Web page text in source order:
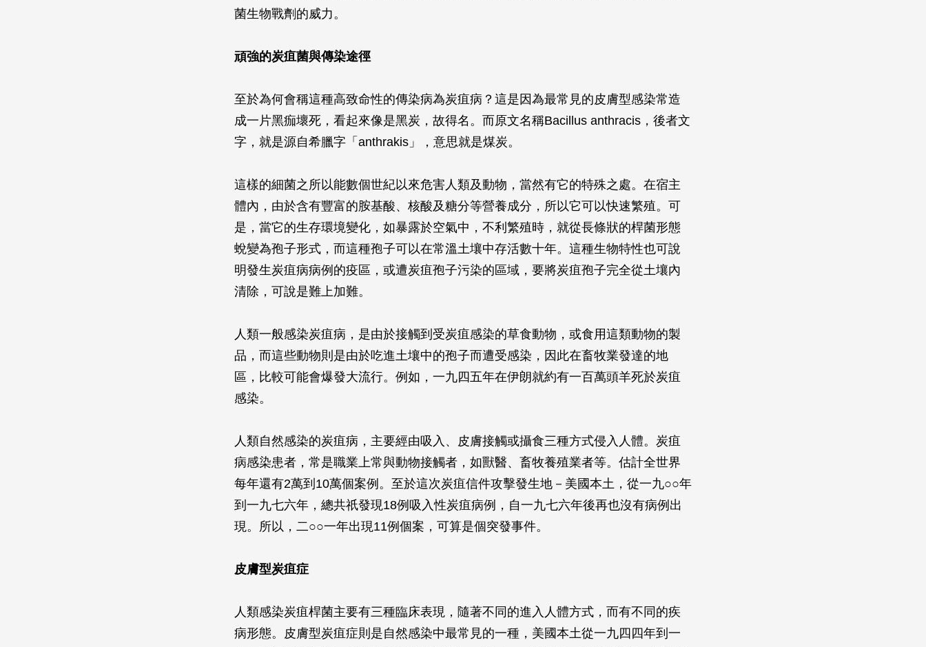
菌生物戰劑的威力。
頑強的炭疽菌與傳染途徑
至於為何會稱這種高致命性的傳染病為炭疽病？這是因為最常見的皮膚型感染常造
成一片黑痂壞死，看起來像是黑炭，故得名。而原文名稱Bacillus anthracis ，後者文
字，就是源自希臘字「anthrakis」，意思就是煤炭。
這樣的細菌之所以能數個世紀以來危害人類及動物，當然有它的特殊之處。在宿主
體內，由於含有豐富的胺基酸、核酸及糖分等營養成分，所以它可以快速繁殖。可
是，當它的生存環境變化，如暴露於空氣中，不利繁殖時，就從長條狀的桿菌形態
蛻變為孢子形式，而這種孢子可以在常溫土壤中存活數十年。這種生物特性也可說
明發生炭疽病病例的疫區，或遭炭疽孢子污染的區域，要將炭疽孢子完全從土壤內
清除，可說是難上加難。
人類一般感染炭疽病，是由於接觸到受炭疽感染的草食動物，或食用這類動物的製
品，而這些動物則是由於吃進土壤中的孢子而遭受感染，因此在畜牧業發達的地
區，比較可能會爆發大流行。例如，一九四五年在伊朗就約有一百萬頭羊死於炭疽
感染。
人類自然感染的炭疽病，主要經由吸入、皮膚接觸或攝食三種方式侵入人體。炭疽
病感染患者，常是職業上常與動物接觸者，如獸醫、畜牧養殖業者等。估計全世界
每年還有2萬到10萬個案例。至於這次炭疽信件攻擊發生地－美國本土，從一九○○年
到一九七六年，總共祇發現18例吸入性炭疽病例，自一九七六年後再也沒有病例出
現。所以，二○○一年出現11例個案，可算是個突發事件。
皮膚型炭疽症
人類感染炭疽桿菌主要有三種臨床表現，隨著不同的進入人體方式，而有不同的疾
病形態。皮膚型炭疽症則是自然感染中最常見的一種，美國本土從一九四四年到一